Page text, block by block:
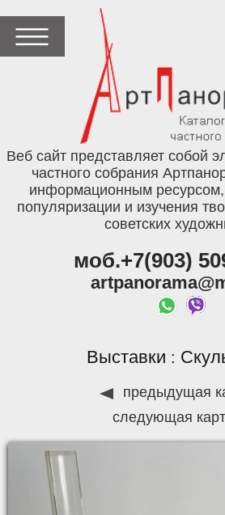
Веб сайт представляет собой
частного собрания
информационным
популяризации и изучения
советских
моб.+7(903)
Выставки :
предыдущая
следующая